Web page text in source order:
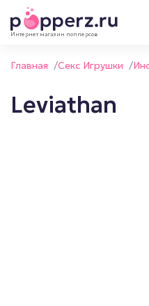
Интернет магазин попперсов
Главная /Секс Игрушки /
Leviathan